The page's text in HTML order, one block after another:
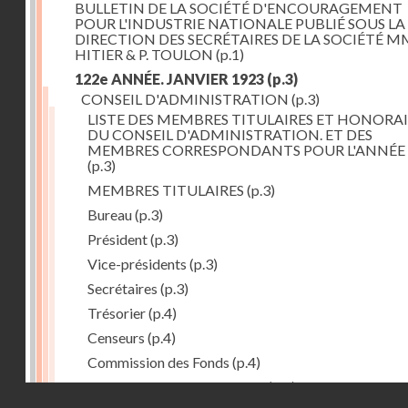
BULLETIN DE LA SOCIÉTÉ D'ENCOURAGEMENT
POUR L'INDUSTRIE NATIONALE PUBLIÉ SOUS LA
DIRECTION DES SECRÉTAIRES DE LA SOCIÉTÉ
HITIER & P. TOULON (p.1)
122e ANNÉE. JANVIER 1923 (p.3)
CONSEIL D'ADMINISTRATION (p.3)
LISTE DES MEMBRES TITULAIRES ET
DU CONSEIL D'ADMINISTRATION. ET DES
MEMBRES CORRESPONDANTS POUR
(p.3)
MEMBRES TITULAIRES (p.3)
Bureau(p.3)
Président(p.3)
Vice-présidents (p.3)
Secrétaires (p.3)
Trésorier(p.4)
Censeurs (p.4)
Commission des Fonds (p.4)
Comité des Arts mécaniques(p.4)